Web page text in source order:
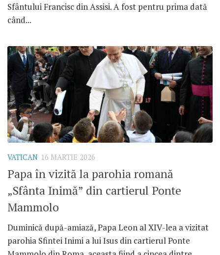
Sfântului Francisc din Assisi. A fost pentru prima dată
când...
VATICAN 16 MARTIE 2026
Papa în vizită la parohia romană
„Sfânta Inimă” din cartierul Ponte
Mammolo
Duminică după-amiază, Papa Leon al XIV-lea a vizitat
parohia Sfintei Inimi a lui Isus din cartierul Ponte